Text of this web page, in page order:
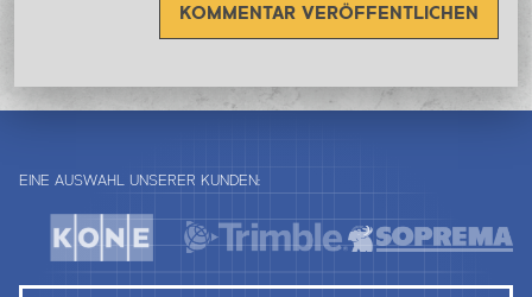
KOMMENTAR VERÖFFENTLICHEN
EINE AUSWAHL UNSERER KUNDEN: